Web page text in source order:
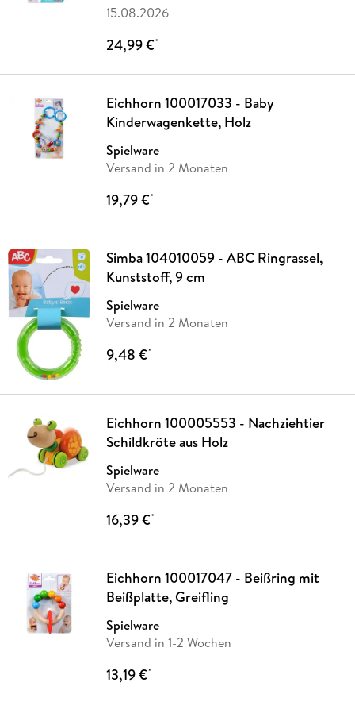
15.08.2026
24,99 €*
Eichhorn 100017033 - Baby
Kinderwagenkette, Holz
Spielware
Versand in 2 Monaten
19,79 €*
Simba 104010059 - ABC Ringrassel,
Kunststoff, 9 cm
Spielware
Versand in 2 Monaten
9,48 €*
Eichhorn 100005553 - Nachziehtier
Schildkröte aus Holz
Spielware
Versand in 2 Monaten
16,39 €*
Eichhorn 100017047 - Beißring mit
Beißplatte, Greifling
Spielware
Versand in 1-2 Wochen
13,19 €*